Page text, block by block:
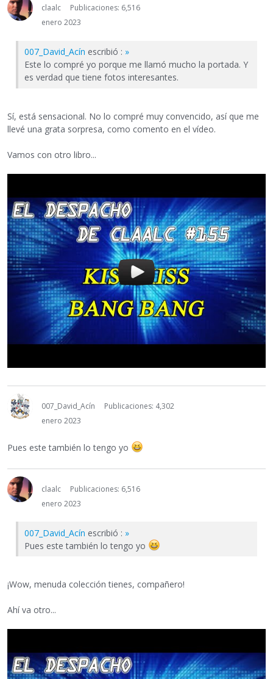
claalc
Publicaciones: 6,516
enero 2023
007_David_Acín escribió : »
Este lo compré yo porque me llamó mucho la portada. Y
es verdad que tiene fotos interesantes.
Sí, está sensacional. No lo compré muy convencido, así que me
llevé una grata sorpresa, como comento en el vídeo.
Vamos con otro libro...
007_David_Acín
Publicaciones: 4,302
enero 2023
Pues este también lo tengo yo
claalc
Publicaciones: 6,516
enero 2023
007_David_Acín escribió : »
Pues este también lo tengo yo
¡Wow, menuda colección tienes, compañero!
Ahí va otro...